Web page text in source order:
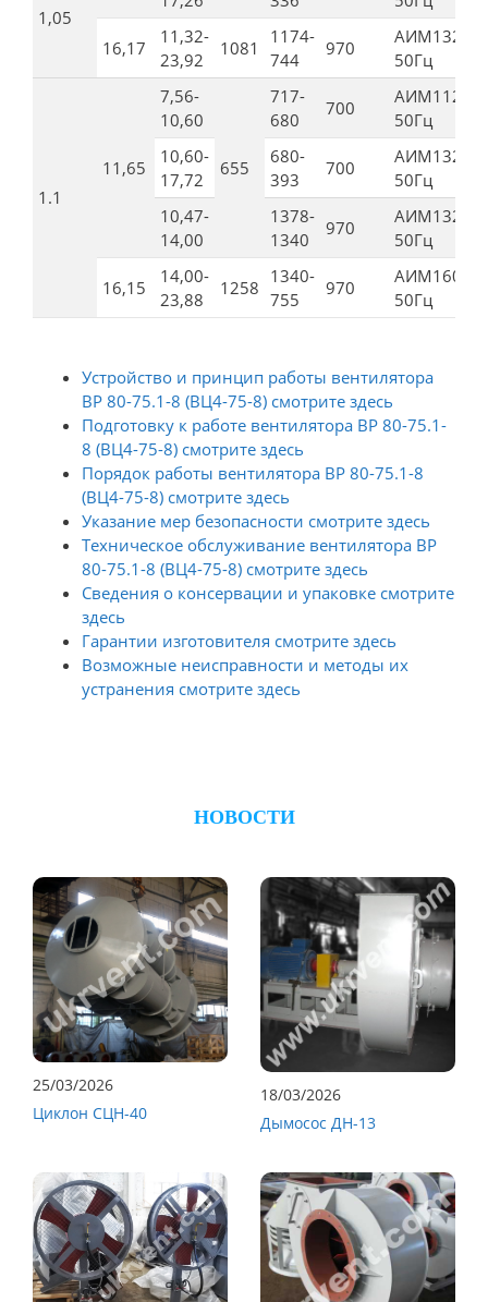
1,05
16,17
11,32-
23,92
1081
1174-
744
970
50Гц
1.1
11,65
7,56-
10,60
655
717-
680
700
50Гц
10,60-
17,72
680-
393
700
АИМ132S8,
50Гц
10,47-
14,00
1378-
1340
970
АИМ132
50Гц
16,15
14,00-
23,88
1258
1340-
755
970
АИМ160S6,
50Гц
Устройство и принцип работы вентилятора
ВР 80-75.1-8 (ВЦ4-75-8) смотрите здесь
Подготовку к работе вентилятора ВР 80-75.1-
8 (ВЦ4-75-8) смотрите здесь
Порядок работы вентилятора ВР 80-75.1-8
(ВЦ4-75-8) смотрите здесь
Указание мер безопасности смотрите здесь
Техническое обслуживание вентилятора ВР
80-75.1-8 (ВЦ4-75-8) смотрите здесь
Сведения о консервации и упаковке смотрите
здесь
Гарантии изготовителя смотрите здесь
Возможные неисправности и методы их
устранения смотрите здесь
НОВОСТИ
25/03/2026
Циклон СЦН-40
18/03/2026
Дымосос ДН-13